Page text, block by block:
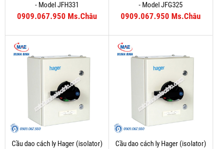
- Model JFH331
0909.067.950 Ms.Châu
- Model JFG325
0909.067.950 Ms.Châu
Cầu dao cách ly Hager (isolator)
Cầu dao cách ly Hager (isolator)